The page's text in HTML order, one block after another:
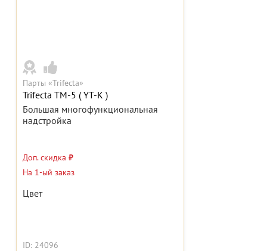
Парты «Trifecta»
Trifecta ТМ-5 ( YT-K )
Большая многофункциональная
надстройка
Доп. скидка ₽
На 1-ый заказ
Цвет
ID: 24096